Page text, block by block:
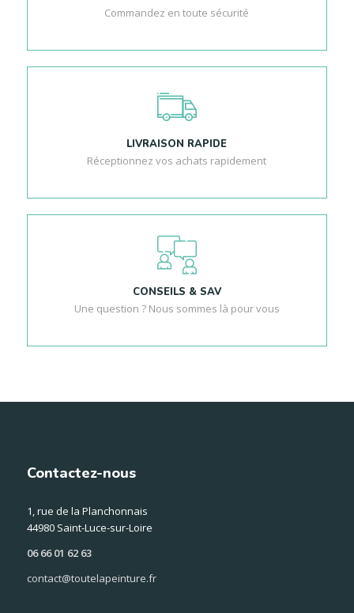
Commandez en toute sécurité
LIVRAISON RAPIDE
Réceptionnez vos achats rapidement
CONSEILS & SAV
Une question ? Nous sommes là pour vous
Contactez-nous
1, rue de la Planchonnais
44980 Saint-Luce-sur-Loire
06 66 01 62 63
contact@toutelapeinture.fr